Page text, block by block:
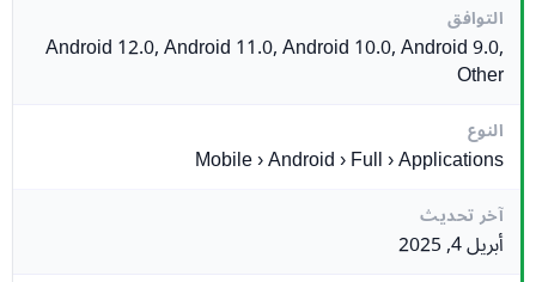
التوافق
Android 12.0, Android 11.0, Android 10.0, Android 9.0,
Other
النوع
Mobile › Android › Full › Applications
آخر تحديث
أبريل 4, 2025